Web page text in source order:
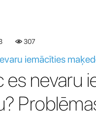
307
iemācīties
es nevaru